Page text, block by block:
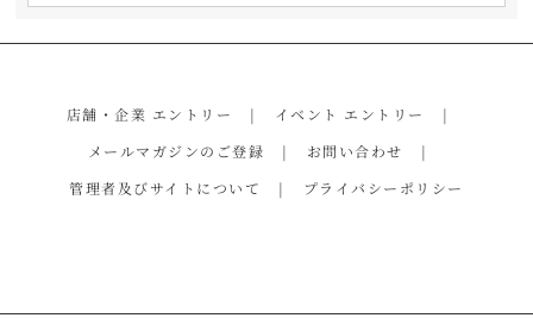
店舗・企業 エントリー
イベント エントリー
メールマガジンのご登録
お問い合わせ
管理者及びサイトについて
プライバシーポリシー